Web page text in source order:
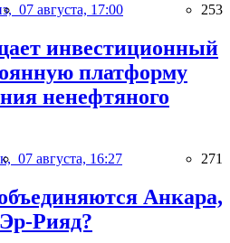
07 августа, 17:00 253
инвестиционный
платформу
ненефтяного
07 августа, 16:27 271
Анкара,
Рияд?